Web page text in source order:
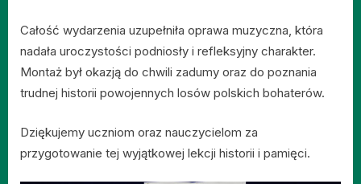
Całość wydarzenia uzupełniła oprawa muzyczna, która
nadała uroczystości podniosły i refleksyjny charakter.
Montaż był okazją do chwili zadumy oraz do poznania
trudnej historii powojennych losów polskich bohaterów.
Dziękujemy uczniom oraz nauczycielom za
przygotowanie tej wyjątkowej lekcji historii i pamięci.